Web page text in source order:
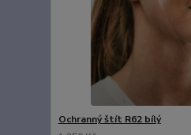
Ochranný štít R62 bílý